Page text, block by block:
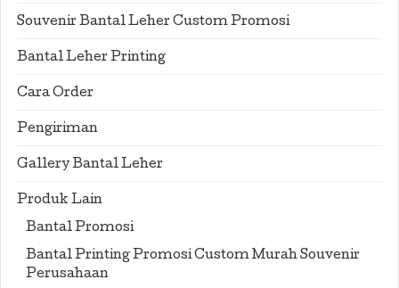
Souvenir Bantal Leher Custom Promosi
Bantal Leher Printing
Cara Order
Pengiriman
Gallery Bantal Leher
Produk Lain
Bantal Promosi
Bantal Printing Promosi Custom Murah Souvenir
Perusahaan